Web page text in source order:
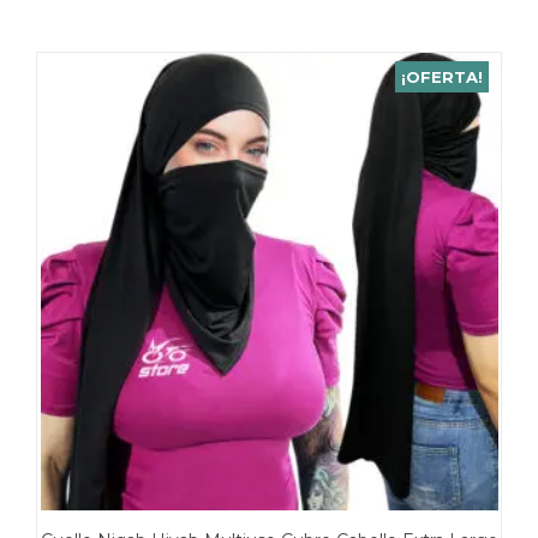
¡OFERTA!